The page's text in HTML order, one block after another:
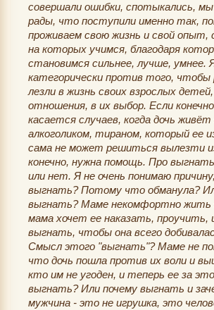
совершали ошибки, спотыкались, мы
рады, что поступили именно так,
проживаем свою жизнь и свой опыт,
на которых учимся, благодаря
становимся сильнее, лучше, умнее.
категорически против того, чтобы
лезли в жизнь своих взрослых
отношения, в их выбор. Если
касается случаев, когда дочь
алкоголиком, тираном, который ее
сама не может решиться вылезти
конечно, нужна помощь. Про
или нет. Я не очень понимаю
выгнать? Потому что обманула?
выгнать? Маме некомфортно жить
мама хочет ее наказать, проучить,
выгнать, чтобы она всего
Смысл этого "выгнать"? Маме не
что дочь пошла против их воли и
кто им не угоден, и теперь ее за
выгнать? Или почему выгнать и
мужчина - это не игрушка, это